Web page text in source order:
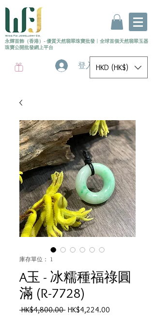
永輝首飾（香港）- 優質天然翡翠珠寶批發 〡 全球首個天然翡翠玉器
珠寶公開批發網上平台
登入 HKD (HK$)
庫存單位： 1
A玉 - 冰糯種福祿圓
滿 (R-7728)
HK$4,800.00 一HK$4,224.00